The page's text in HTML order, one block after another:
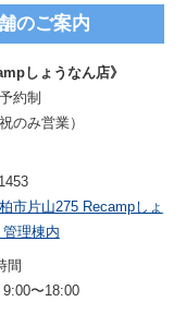
のご案内
しょうなん店》
約制
のみ営業）
市片山275 Recampしょ
管理棟内
間
〜18:00